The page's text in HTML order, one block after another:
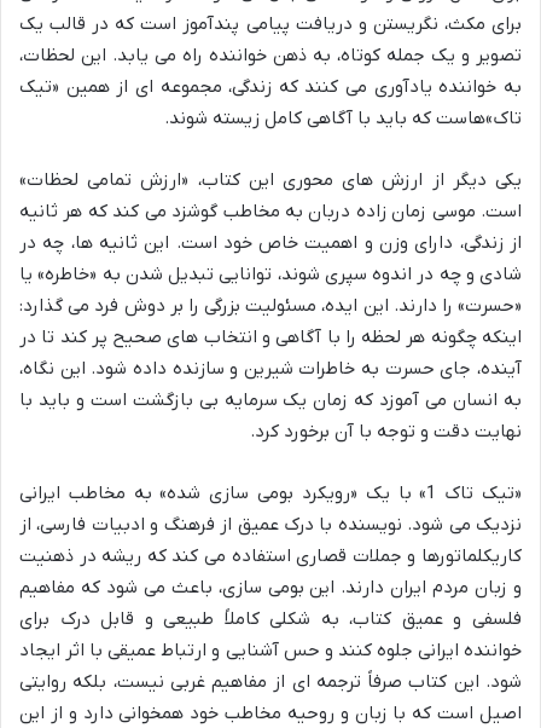
برای مکث، نگریستن و دریافت پیامی پندآموز است که در قالب یک
تصویر و یک جمله کوتاه، به ذهن خواننده راه می یابد. این لحظات،
به خواننده یادآوری می کنند که زندگی، مجموعه ای از همین «تیک
تاک»هاست که باید با آگاهی کامل زیسته شوند.
یکی دیگر از ارزش های محوری این کتاب، «ارزش تمامی لحظات»
است. موسی زمان زاده دربان به مخاطب گوشزد می کند که هر ثانیه
از زندگی، دارای وزن و اهمیت خاص خود است. این ثانیه ها، چه در
شادی و چه در اندوه سپری شوند، توانایی تبدیل شدن به «خاطره» یا
«حسرت» را دارند. این ایده، مسئولیت بزرگی را بر دوش فرد می گذارد:
اینکه چگونه هر لحظه را با آگاهی و انتخاب های صحیح پر کند تا در
آینده، جای حسرت به خاطرات شیرین و سازنده داده شود. این نگاه،
به انسان می آموزد که زمان یک سرمایه بی بازگشت است و باید با
نهایت دقت و توجه با آن برخورد کرد.
«تیک تاک 1» با یک «رویکرد بومی سازی شده» به مخاطب ایرانی
نزدیک می شود. نویسنده با درک عمیق از فرهنگ و ادبیات فارسی، از
کاریکلماتورها و جملات قصاری استفاده می کند که ریشه در ذهنیت
و زبان مردم ایران دارند. این بومی سازی، باعث می شود که مفاهیم
فلسفی و عمیق کتاب، به شکلی کاملاً طبیعی و قابل درک برای
خواننده ایرانی جلوه کنند و حس آشنایی و ارتباط عمیقی با اثر ایجاد
شود. این کتاب صرفاً ترجمه ای از مفاهیم غربی نیست، بلکه روایتی
اصیل است که با زبان و روحیه مخاطب خود همخوانی دارد و از این